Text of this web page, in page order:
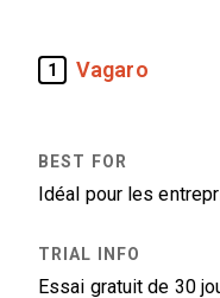
1 Vagaro
Idéal pour les
Essai gratuit de 30